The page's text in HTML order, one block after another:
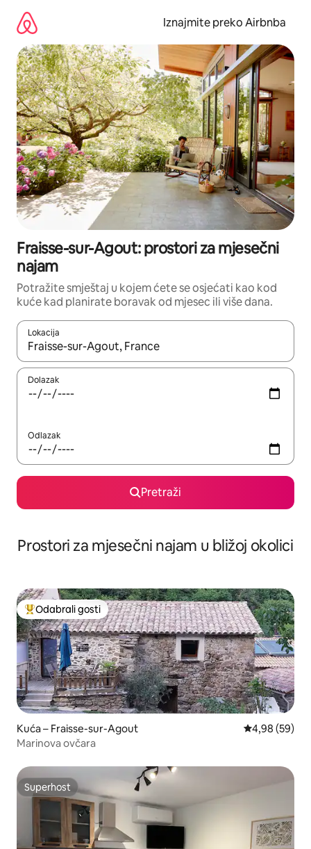
sadržaj
Iznajmite preko Airbnba
Fraisse-sur-Agout: prostori za mjesečni
najam
Potražite smještaj u kojem ćete se osjećati kao kod
kuće kad planirate boravak od mjesec ili više dana.
Lokacija
Kada budu dostupni rezultati, moći ćete ih pregledati
Dolazak
Odlazak
Pretraži
Prostori za mjesečni najam u bližoj okolici
Među najviše rangiranima s oznakom „Odabrali gosti”
Odabrali gosti
Kuća – Fraisse-sur-Agout Prosječna
4,98 (59)
Marinova ovčara
Superhost
Superhost